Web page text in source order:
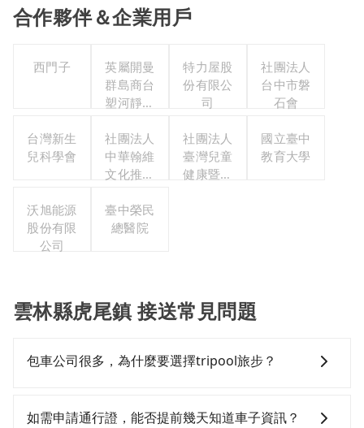
合作夥伴＆企業用戶
西門子
英屬開曼
群島商台
塑河靜有
灣分公司
特力屋股
份有限公
司
社團法人
台中市磐
石會
台灣新生
兒科學會
社團法人
中華翰維
文化推廣
社團法人
臺灣兒童
健康暨身
國立臺中
教育大學
沃旭能源
股份有限
公司
臺中榮民
總醫院
雲林縣虎尾鎮 接送常見問題
包車公司很多，為什麼要選擇tripool旅步？
以依照您行程人數的需求進行選擇。此外，為確保您的
如需申請通行證，能否提前幾天知道車子資訊？